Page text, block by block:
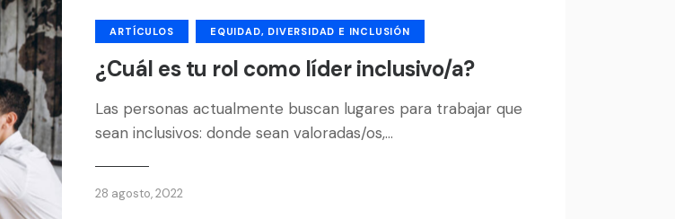
ARTÍCULOS EQUIDAD, DIVERSIDAD E INCLUSIÓN
¿Cuál es tu rol como líder inclusivo/a?
Las personas actualmente buscan lugares para trabajar que
sean inclusivos: donde sean valoradas/os,…
28 agosto, 2022